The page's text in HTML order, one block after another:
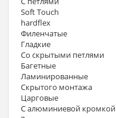
Soft Touch
hardflex
Филенчатые
Гладкие
Со скрытыми петлями
Багетные
Ламинированные
Скрытого монтажа
Царговые
С алюминиевой кромкой